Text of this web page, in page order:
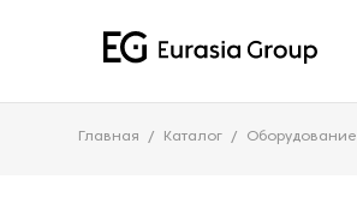
Главная Каталог Оборудование